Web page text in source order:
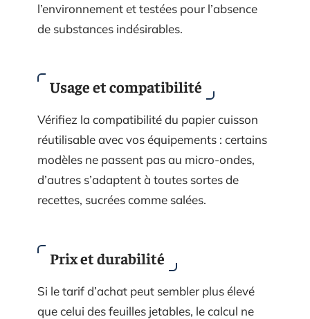
l’environnement et testées pour l’absence
de substances indésirables.
Usage et compatibilité
Vérifiez la compatibilité du papier cuisson
réutilisable avec vos équipements : certains
modèles ne passent pas au micro-ondes,
d’autres s’adaptent à toutes sortes de
recettes, sucrées comme salées.
Prix et durabilité
Si le tarif d’achat peut sembler plus élevé
que celui des feuilles jetables, le calcul ne